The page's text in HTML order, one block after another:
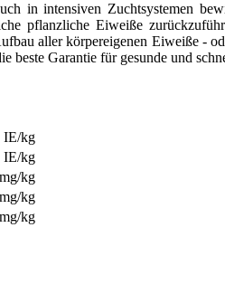
intensiven Zuchtsystemen
pflanzliche Eiweiße
aller körpereigenen Eiweiße -
Garantie für gesunde und
IE/kg
IE/kg
kg
kg
kg